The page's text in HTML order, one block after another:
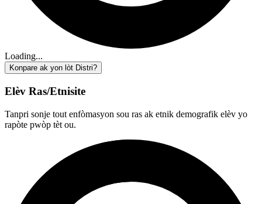
Loading...
Konpare ak yon lòt Distri?
Elèv Ras/Etnisite
Tanpri sonje tout enfòmasyon sou ras ak etnik demografik elèv yo
rapòte pwòp tèt ou.